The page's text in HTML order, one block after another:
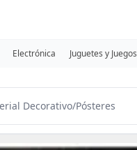
Electrónica Juguetes y Juegos
Decorativo/Pósteres